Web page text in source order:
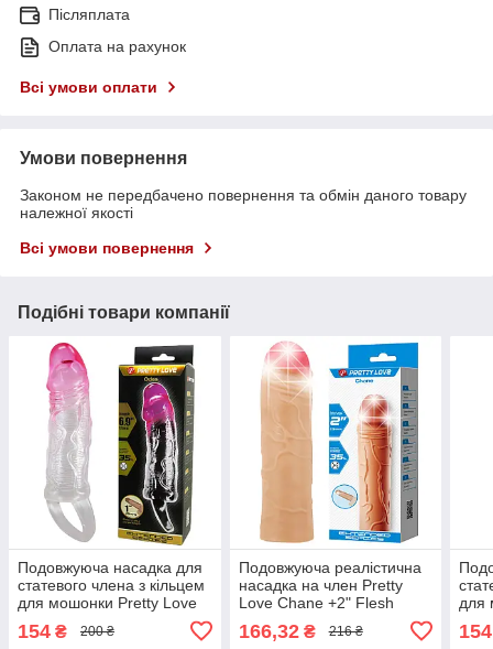
Післяплата
Оплата на рахунок
Всі умови оплати
Умови повернення
Законом не передбачено повернення та обмін даного товару
належної якості
Всі умови повернення
Подібні товари компанії
Подовжуюча насадка для
статевого члена з кільцем
для мошонки Pretty Love
154 ₴ 200 ₴
Подовжуюча реалістична
насадка на член Pretty
Love Chane +2" Flesh
166,32₴ 216 ₴
для
154